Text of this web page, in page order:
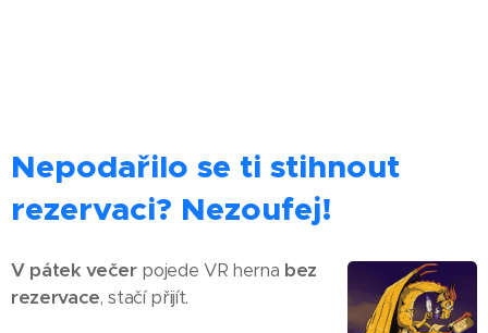
Nepodařilo se ti stihnout
rezervaci? Nezoufej!
V pátek večerpojede VR herna bez
rezervace, stačí přijít.